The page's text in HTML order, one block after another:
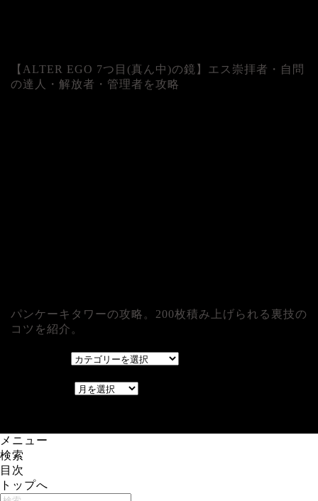
【ALTER EGO 7つ目(真ん中)の鏡】エス崇拝者・自問
の達人・解放者・管理者を攻略
パンケーキタワーの攻略。200枚積み上げられる裏技の
コツを紹介。
メニュー
検索
目次
トップへ